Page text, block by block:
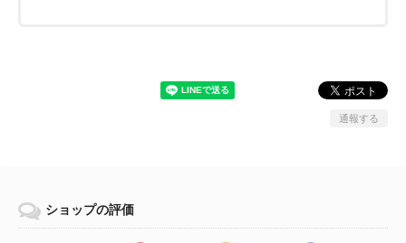
通報する
ショップの評価